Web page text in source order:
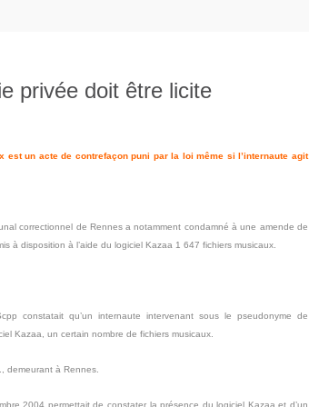
privée doit être licite
un acte de contrefaçon puni par la loi même si l’internaute agit
correctionnel de Rennes a notamment condamné à une amende de
à disposition à l’aide du logiciel Kazaa 1 647 fichiers musicaux.
constatait qu’un internaute intervenant sous le pseudonyme de
Kazaa, un certain nombre de fichiers musicaux.
demeurant à Rennes.
2004 permettait de constater la présence du logiciel Kazaa et d’un